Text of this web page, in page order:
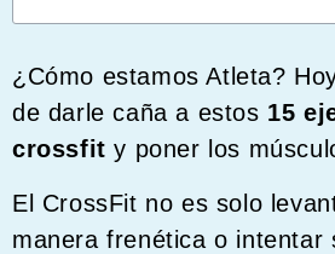
¿Cómo estamos Atleta?
de darle caña a estos 15
crossfit y poner los
El CrossFit no es solo
manera frenética o intentar